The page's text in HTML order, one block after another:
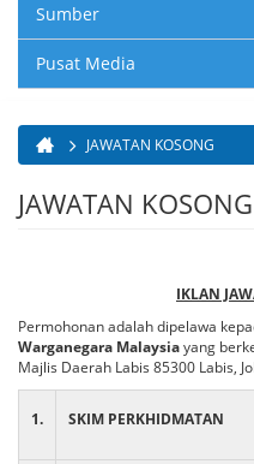
Sumber
Pusat Media
Anda di sini
JAWATAN KOSONG
JAWATAN KOSONG
IKLAN
Permohonan adalah dipelawa
Warganegara Malaysiayang
Majlis Daerah Labis 85300 Labis,
1. SKIM PERKHIDMATAN